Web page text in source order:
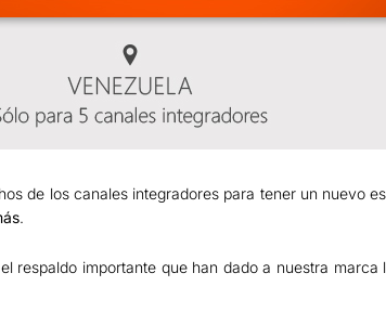
de los canales integradores para tener un nuevo
.
respaldo importante que han dado a nuestra